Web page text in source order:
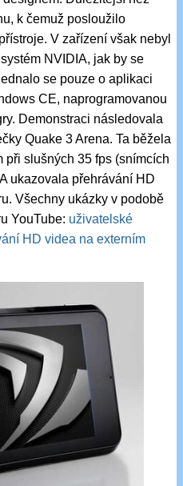
k čemuž posloužilo
V zařízení však nebyl
NVIDIA, jak by se
se pouze o aplikaci
CE, naprogramovanou
Demonstraci následovala
Quake 3 Arena. Ta běžela
při slušných 35 fps (snímcích
ukazovala přehrávání HD
Všechny ukázky v podobě
YouTube: uživatelské
HD videa na externím